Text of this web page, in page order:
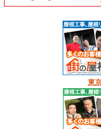
東